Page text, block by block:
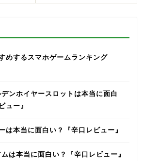
めするスマホゲームランキング
デンホイヤースロットは本当に面白
ュー』
は本当に面白い？『辛口レビュー』
ムは本当に面白い？『辛口レビュー』